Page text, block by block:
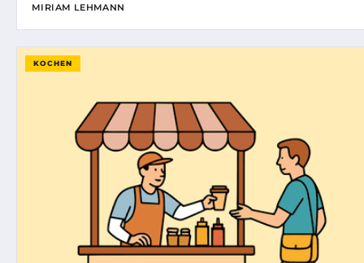
MIRIAM LEHMANN
KOCHEN